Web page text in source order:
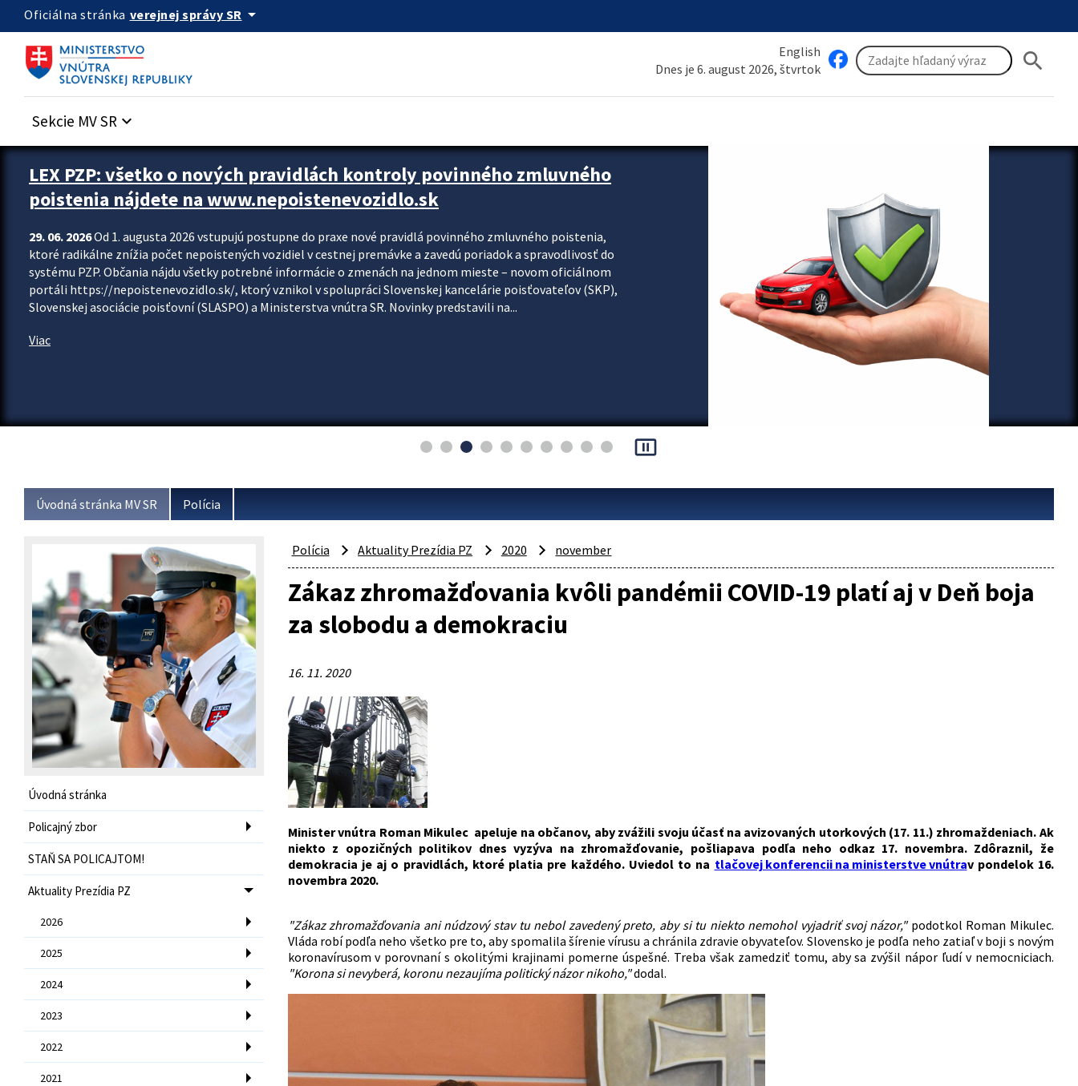
Preskocit na hlavný obsah
Oficiálna stránka verejnej správy SR arrow_drop_down
English
Dnes je 6. august 2026, štvrtok
search
Sekcie MV SR keyboard_arrow_down
Zastavit automatický posun upútavok
LEX PZP: všetko o nových pravidlách kontroly povinného zmluvného
poistenia nájdete na www.nepoistenevozidlo.sk
29. 06. 2026Od 1. augusta 2026 vstupujú postupne do praxe nové pravidlá povinného zmluvného poistenia,
ktoré radikálne znížia počet nepoistených vozidiel v cestnej premávke a zavedú poriadok a spravodlivosť do
systému PZP. Občania nájdu všetky potrebné informácie o zmenách na jednom mieste – novom oficiálnom
portáli https://nepoistenevozidlo.sk/, ktorý vznikol v spolupráci Slovenskej kancelárie poisťovateľov (SKP),
Slovenskej asociácie poisťovní (SLASPO) a Ministerstva vnútra SR. Novinky predstavili na...
Viac
pause_presentation
Úvodná stránka MV SR Polícia
Úvodná stránka
Policajný zbor
STAŇ SA POLICAJTOM!
Aktuality Prezídia PZ
2026
2025
2024
2023
2022
2021
Polícia Aktuality Prezídia PZ 2020 november
Zákaz zhromažďovania kvôli pandémii COVID-19 platí aj v Deň boja
za slobodu a demokraciu
16. 11. 2020
Minister vnútra Roman Mikulec apeluje na občanov, aby zvážili svoju účasť na avizovaných utorkových (17. 11.) zhromaždeniach. Ak
niekto z opozičných politikov dnes vyzýva na zhromažďovanie, pošliapava podľa neho odkaz 17. novembra. Zdôraznil, že
demokracia je aj o pravidlách, ktoré platia pre každého. Uviedol to na tlačovej konferencii na ministerstve vnútrav pondelok 16.
novembra 2020.
"Zákaz zhromažďovania ani núdzový stav tu nebol zavedený preto, aby si tu niekto nemohol vyjadriť svoj názor,"podotkol Roman Mikulec.
Vláda robí podľa neho všetko pre to, aby spomalila šírenie vírusu a chránila zdravie obyvateľov. Slovensko je podľa neho zatiaľ v boji s novým
koronavírusom v porovnaní s okolitými krajinami pomerne úspešné. Treba však zamedziť tomu, aby sa zvýšil nápor ľudí v nemocniciach.
"Korona si nevyberá, koronu nezaujíma politický názor nikoho,"dodal.